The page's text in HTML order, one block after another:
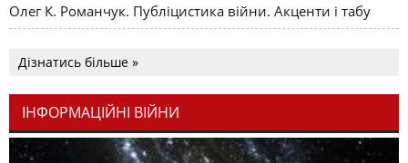
Олег К. Романчук. Публіцистика війни. Акценти і табу
Дізнатись більше »
ІНФОРМАЦІЙНІ ВІЙНИ